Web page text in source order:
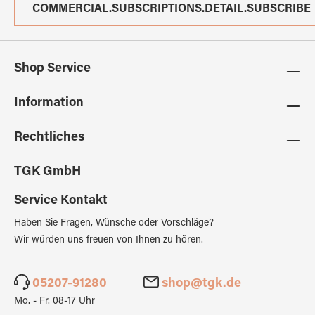
COMMERCIAL.SUBSCRIPTIONS.DETAIL.SUBSCRIBE
Shop Service
Information
Rechtliches
TGK GmbH
Service Kontakt
Haben Sie Fragen, Wünsche oder Vorschläge?
Wir würden uns freuen von Ihnen zu hören.
05207-91280 shop@tgk.de
Mo. - Fr. 08-17 Uhr